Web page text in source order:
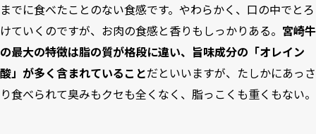
までに食べたことのない食感です。やわらかく、口の中でとろ
けていくのですが、お肉の食感と香りもしっかりある。 宮崎牛
の最大の特徴は脂の質が格段に違い、旨味成分の「オレイン
酸」が多く含まれていることだといいますが、たしかにあっさ
り食べられて臭みもクセも全くなく、脂っこくも重くもない。